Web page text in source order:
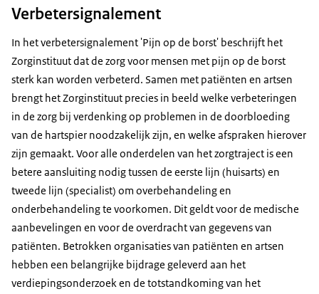
Verbetersignalement
In het verbetersignalement 'Pijn op de borst' beschrijft het
Zorginstituut dat de zorg voor mensen met pijn op de borst
sterk kan worden verbeterd. Samen met patiënten en artsen
brengt het Zorginstituut precies in beeld welke verbeteringen
in de zorg bij verdenking op problemen in de doorbloeding
van de hartspier noodzakelijk zijn, en welke afspraken hierover
zijn gemaakt. Voor alle onderdelen van het zorgtraject is een
betere aansluiting nodig tussen de eerste lijn (huisarts) en
tweede lijn (specialist) om overbehandeling en
onderbehandeling te voorkomen. Dit geldt voor de medische
aanbevelingen en voor de overdracht van gegevens van
patiënten. Betrokken organisaties van patiënten en artsen
hebben een belangrijke bijdrage geleverd aan het
verdiepingsonderzoek en de totstandkoming van het